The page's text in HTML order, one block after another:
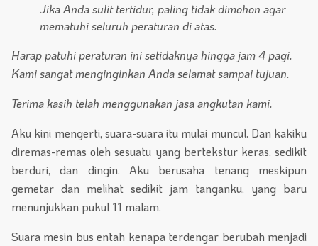
Jika Anda sulit tertidur, paling tidak dimohon agar
mematuhi seluruh peraturan di atas.
Harap patuhi peraturan ini setidaknya hingga jam 4 pagi.
Kami sangat menginginkan Anda selamat sampai tujuan.
Terima kasih telah menggunakan jasa angkutan kami.
Aku kini mengerti, suara-suara itu mulai muncul. Dan kakiku
diremas-remas oleh sesuatu yang bertekstur keras, sedikit
berduri, dan dingin. Aku berusaha tenang meskipun
gemetar dan melihat sedikit jam tanganku, yang baru
menunjukkan pukul 11 malam.
Suara mesin bus entah kenapa terdengar berubah menjadi